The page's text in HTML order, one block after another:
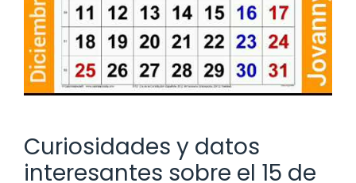
Curiosidades y datos
interesantes sobre el 15 de